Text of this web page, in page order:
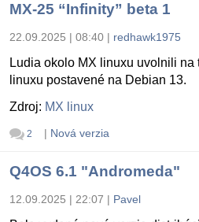
MX-25 “Infinity” beta 1
22.09.2025 | 08:40 | redhawk1975
Ludia okolo MX linuxu uvolnili na
linuxu postavené na Debian 13.
Zdroj: MX linux
2 | Nová verzia
Q4OS 6.1 "Andromeda"
12.09.2025 | 22:07 | Pavel